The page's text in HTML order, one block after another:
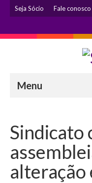
Seja Sócio Fale conosco
Menu
Eleição 2024
Histórico
Diretoria
Sindicato